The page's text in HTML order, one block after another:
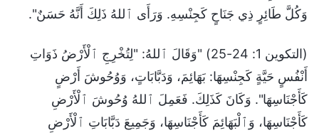
وَكُلَّ طَائِرٍ ذِي جَنَاحٍ كَجِنْسِهِ. وَرَأَى ٱللهُ ذَلِكَ أَنَّهُ حَسَنٌ".
(التكوين 1: 24-25) "وَقَالَ ٱللهُ: "لِتُخْرِجِ ٱلْأَرْضُ ذَوَاتِ
أَنْفُسٍ حَيَّةٍ كَجِنْسِهَا: بَهَائِمَ، وَدَبَّابَاتٍ، وَوُحُوشَ أَرْضٍ
كَأَجْنَاسِهَا". وَكَانَ كَذَلِكَ. فَعَمِلَ ٱللهُ وُحُوشَ ٱلْأَرْضِ
كَأَجْنَاسِهَا، وَٱلْبَهَائِمَ كَأَجْنَاسِهَا، وَجَمِيعَ دَبَّابَاتِ ٱلْأَرْضِ